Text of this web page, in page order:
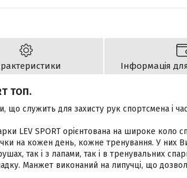
Інформація
ТОП.
що служить для захисту рук спортсмена і
LEV SPORT орієнтована на широке коло
на кожен день, кожне тренування. У них
так і з лапами, так і в тренувальних
Манжет виконаний на липучці, що